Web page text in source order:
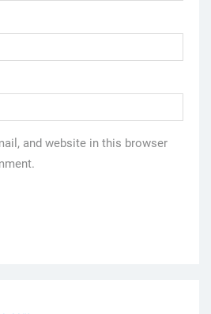
and website in this browser